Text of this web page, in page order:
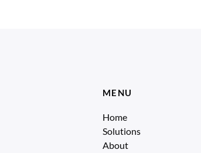
MENU
Home
Solutions
About